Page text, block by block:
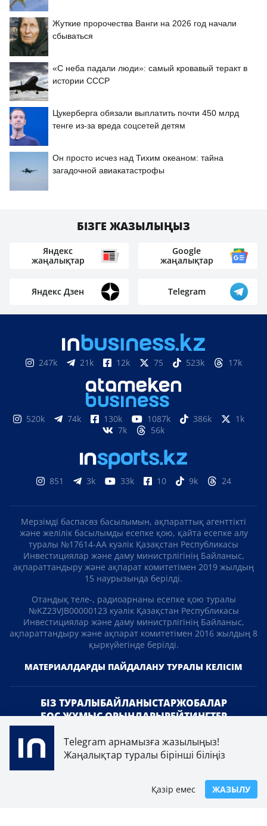
Жуткие пророчества Ванги на 2026 год начали
сбываться
«С неба падали люди»: самый кровавый теракт в
истории СССР
Цукерберга обязали выплатить почти 450 млрд
тенге из-за вреда соцсетей детям
Он просто исчез над Тихим океаном: тайна
загадочной авиакатастрофы
БІЗГЕ ЖАЗЫЛЫҢЫЗ
Яндекс
жаңалықтар
Google
жаңалықтар
Яндекс Дзен Telegram
247k 21k 12k 75 523k 17k
520k 74k 130k 1087k 386k
1k
7k
56k
851 3k 33k 10 9k 24
Мерзімді баспасөз басылымын, ақпараттық агенттікті
және желілік басылымды есепке қою, қайта есепке алу
туралы №17614-АА куәлік Қазақстан Республикасы
Инвестициялар және даму министрлігінің Байланыс,
ақпараттандыру және ақпарат комитетімен 2019 жылдың
15 наурызында берілді.
Отандық теле-, радиоарнаны есепке қою туралы
№KZ23VJB00000123 куәлік Қазақстан Республикасы
Инвестициялар және даму министрлігінің Байланыс,
ақпараттандыру және ақпарат комитетімен 2016 жылдың 8
қыркүйегінде берілді.
МАТЕРИАЛДАРДЫ ПАЙДАЛАНУ ТУРАЛЫ КЕЛІСІМ
БІЗ ТУРАЛЫБАЙЛАНЫСТАРЖОБАЛАР
БОС ЖҰМЫС ОРЫНДАРЫРЕЙТИНГТЕР
«Atameken Business» Медиахолдингі
Telegram арнамызға жазылыңыз!
Жаңалықтар туралы бірінші біліңіз
ЖАЗЫЛУ
Қазір емес